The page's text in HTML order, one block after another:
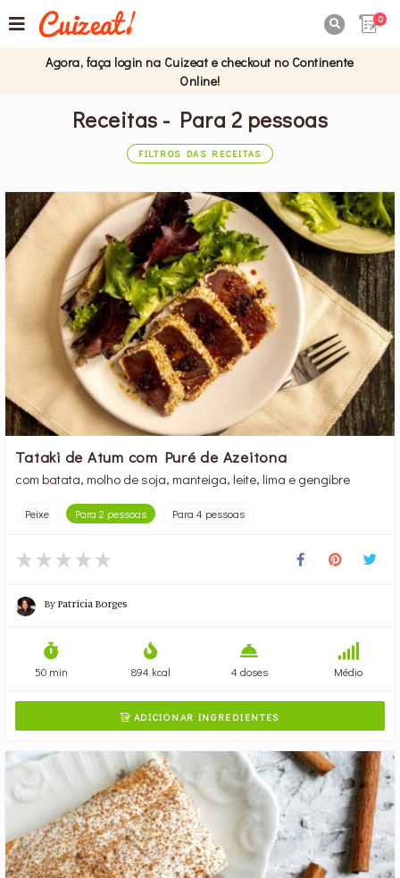
0
Agora, faça login na Cuizeat e checkout no Continente
Online!
Receitas - Para 2 pessoas
FILTROS DAS RECEITAS
Tataki de Atum com Puré de Azeitona
com batata, molho de soja, manteiga, leite, lima e gengibre
Peixe Para 2 pessoas Para 4 pessoas
ByPatrícia Borges
50 min 894 kcal 4 doses Médio
ADICIONAR INGREDIENTES